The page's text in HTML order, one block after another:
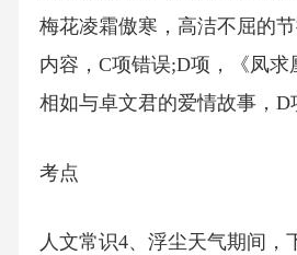
梅花凌霜傲寒，高洁不屈的
内容，C项错误;D项，《凤求
相如与卓文君的爱情故事，D
考点
人文常识4、浮尘天气期间，